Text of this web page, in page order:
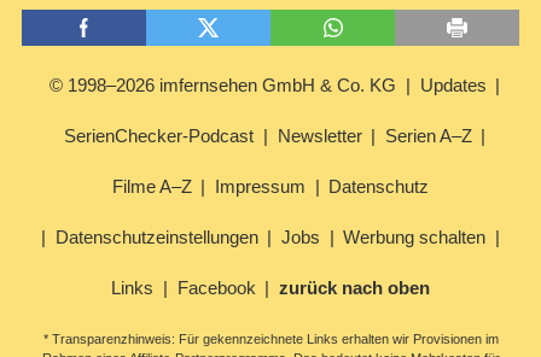
© 1998–2026 imfernsehen GmbH & Co. KG Updates
SerienChecker-Podcast Newsletter Serien A–Z
Filme A–Z Impressum Datenschutz
Datenschutzeinstellungen Jobs Werbung schalten
Links Facebook zurück nach oben
* Transparenzhinweis: Für gekennzeichnete Links erhalten wir Provisionen im